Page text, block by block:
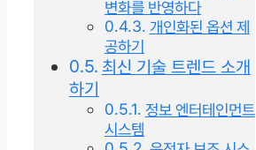
변화를 반영하다
개인화된 옵션 제
공하기
최신 기술 트렌드 소개
하기
정보 엔터테인먼트
시스템